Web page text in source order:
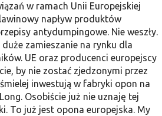
w ramach Unii Europejskiej
napływ produktów
antydumpingowe. Nie weszły.
zamieszanie na rynku dla
UE oraz producenci europejscy
by nie zostać zjedzonymi przez
inwestują w fabryki opon na
Osobiście już nie uznaję tej
To już jest opona europejska. My